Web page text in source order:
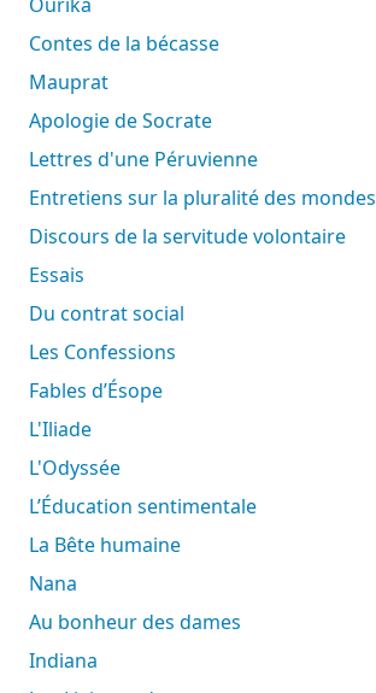
Contes de la bécasse
Mauprat
Apologie de Socrate
Lettres d'une Péruvienne
Entretiens sur la pluralité des mondes
Discours de la servitude volontaire
Essais
Du contrat social
Les Confessions
Fables d’Ésope
L'Iliade
L'Odyssée
L’Éducation sentimentale
La Bête humaine
Nana
Au bonheur des dames
Indiana